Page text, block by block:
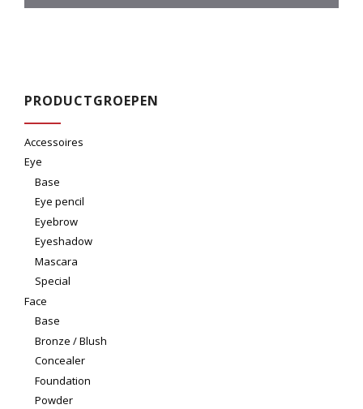
PRODUCTGROEPEN
Accessoires
Eye
Base
Eye pencil
Eyebrow
Eyeshadow
Mascara
Special
Face
Base
Bronze / Blush
Concealer
Foundation
Powder